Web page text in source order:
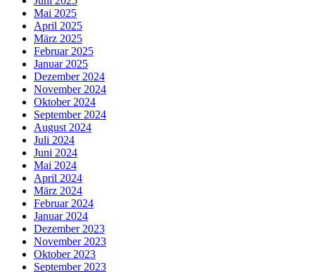
Mai 2025
April 2025
März 2025
Februar 2025
Januar 2025
Dezember 2024
November 2024
Oktober 2024
September 2024
August 2024
Juli 2024
Juni 2024
Mai 2024
April 2024
März 2024
Februar 2024
Januar 2024
Dezember 2023
November 2023
Oktober 2023
September 2023